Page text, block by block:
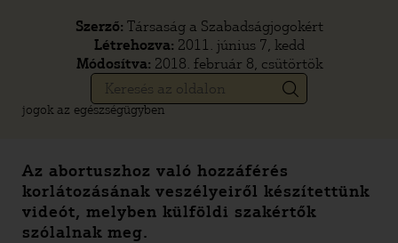
Szerző: Társaság a Szabadságjogokért
Létrehozva: 2011. június 7, kedd
Módosítva: 2018. február 8, csütörtök
jogok az egészségügyben
Az abortuszhoz való hozzáférés
korlátozásának veszélyeiről készítettünk
videót, melyben külföldi szakértők
szólalnak meg.